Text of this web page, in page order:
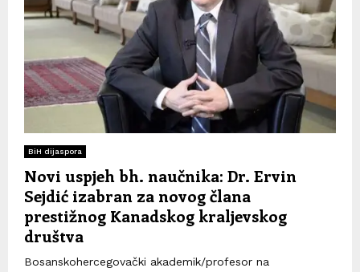
BiH dijaspora
Novi uspjeh bh. naučnika: Dr. Ervin
Sejdić izabran za novog člana
prestižnog Kanadskog kraljevskog
društva
Bosanskohercegovački akademik/profesor na